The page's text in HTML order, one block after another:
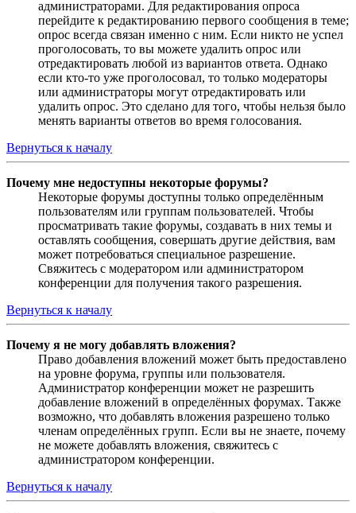
администраторами. Для редактирования опроса
перейдите к редактированию первого сообщения в теме;
опрос всегда связан именно с ним. Если никто не успел
проголосовать, то вы можете удалить опрос или
отредактировать любой из вариантов ответа. Однако
если кто-то уже проголосовал, то только модераторы
или администраторы могут отредактировать или
удалить опрос. Это сделано для того, чтобы нельзя было
менять варианты ответов во время голосования.
Вернуться к началу
Почему мне недоступны некоторые форумы?
Некоторые форумы доступны только определённым
пользователям или группам пользователей. Чтобы
просматривать такие форумы, создавать в них темы и
оставлять сообщения, совершать другие действия, вам
может потребоваться специальное разрешение.
Свяжитесь с модератором или администратором
конференции для получения такого разрешения.
Вернуться к началу
Почему я не могу добавлять вложения?
Право добавления вложений может быть предоставлено
на уровне форума, группы или пользователя.
Администратор конференции может не разрешить
добавление вложений в определённых форумах. Также
возможно, что добавлять вложения разрешено только
членам определённых групп. Если вы не знаете, почему
не можете добавлять вложения, свяжитесь с
администратором конференции.
Вернуться к началу